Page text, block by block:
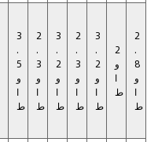
3
.
5
و
ا
ط
2
.
3
و
ا
ط
3
.
2
و
ا
ط
2
.
3
و
ا
ط
3
.
2
و
ا
ط
2
و
ا
ط
2
.
8
و
ا
ط